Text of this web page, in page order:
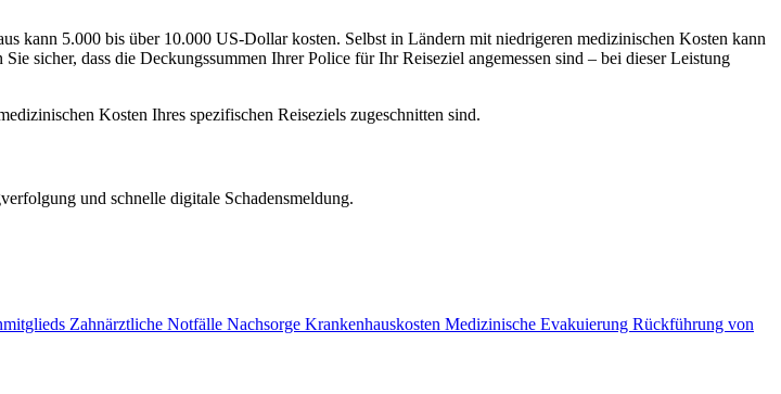
kann 5.000 bis über 10.000 US-Dollar kosten. Selbst in Ländern mit niedrigeren medizinischen Kosten kann
sicher, dass die Deckungssummen Ihrer Police für Ihr Reiseziel angemessen sind – bei dieser Leistung
Kosten Ihres spezifischen Reiseziels zugeschnitten sind.
und schnelle digitale Schadensmeldung.
Zahnärztliche Notfälle Nachsorge Krankenhauskosten Medizinische Evakuierung Rückführung von